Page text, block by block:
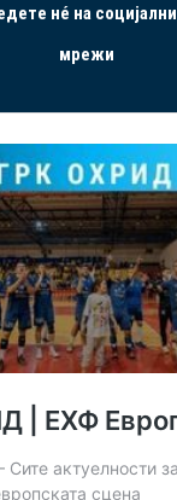
нé на
мрежи